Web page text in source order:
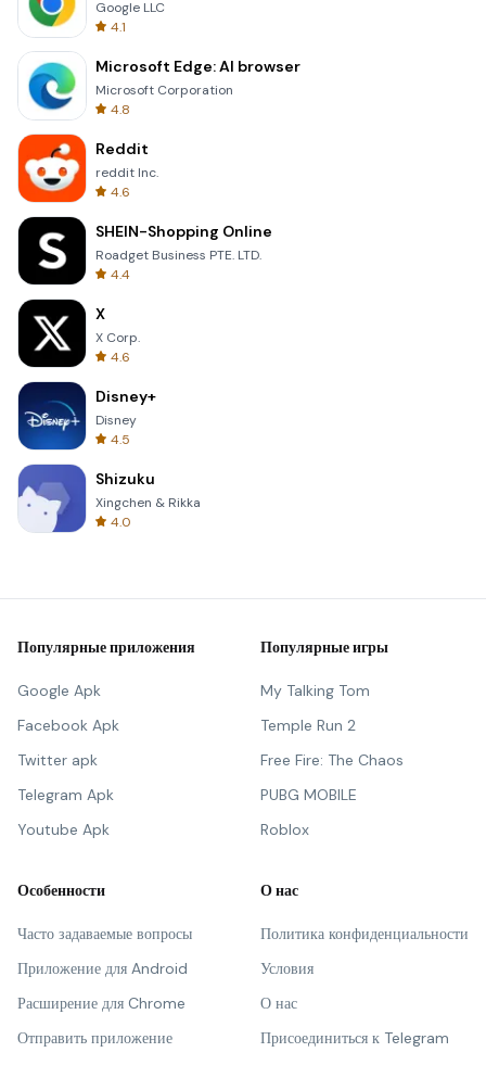
Google LLC
4.1
Microsoft Edge: AI browser
Microsoft Corporation
4.8
Reddit
reddit Inc.
4.6
SHEIN-Shopping Online
Roadget Business PTE. LTD.
4.4
X
X Corp.
4.6
Disney+
Disney
4.5
Shizuku
Xingchen & Rikka
4.0
Популярные приложения
Google Apk
Facebook Apk
Twitter apk
Telegram Apk
Youtube Apk
Популярные игры
My Talking Tom
Temple Run 2
Free Fire: The Chaos
PUBG MOBILE
Roblox
Особенности
Часто задаваемые вопросы
Приложение для Android
Расширение для Chrome
Отправить приложение
О нас
Политика конфиденциальности
Условия
О нас
Присоединиться к Telegram